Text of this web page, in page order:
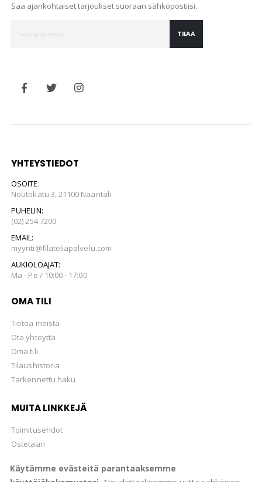
Käytämme evästeitä parantaaksemme
Saa ajankohtaiset tarjoukset suoraan sähköpostiisi.
TILAA
YHTEYSTIEDOT
OSOITE:
Noutokatu 3, 21100 Naantali
PUHELIN:
(02) 254 7200
EMAIL:
myynti@filateliapalvelu.com
AUKIOLOAJAT:
Ma - Pe / 10:00 - 17:00
OMA TILI
Tietoa meistä
Ota yhteyttä
Oma tili
Tilaushistoria
Tarkennettu haku
MUITA LINKKEJÄ
Toimitusehdot
Ostetaan